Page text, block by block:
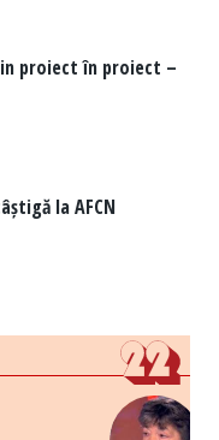
proiect în proiect –
la AFCN